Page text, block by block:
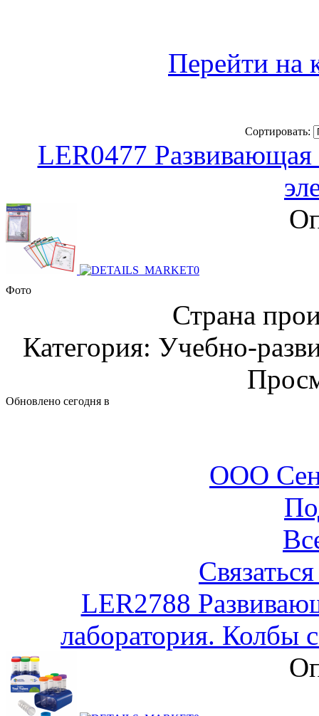
Перейти на
Сортировать:
LER0477
Фото
Страна
Категория: Учебно-
Обновлено сегодня в
ООО
LER2788
лаборатория. Колбы